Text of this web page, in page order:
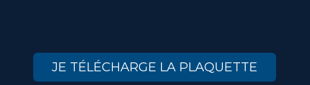
JE TÉLÉCHARGE LA PLAQUETTE